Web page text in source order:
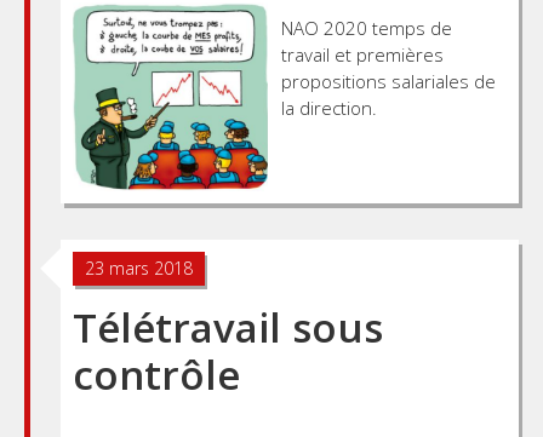
NAO 2020 temps de
travail et premières
propositions salariales de
la direction.
23 mars 2018
Télétravail sous
contrôle